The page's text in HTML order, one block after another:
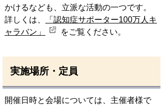
かけるなども、立派な活動の一つです。
詳しくは、
「認知症サポーター100万人キ
ャラバン」
をご覧ください。
実施場所・定員
開催日時と会場については、主催者様で